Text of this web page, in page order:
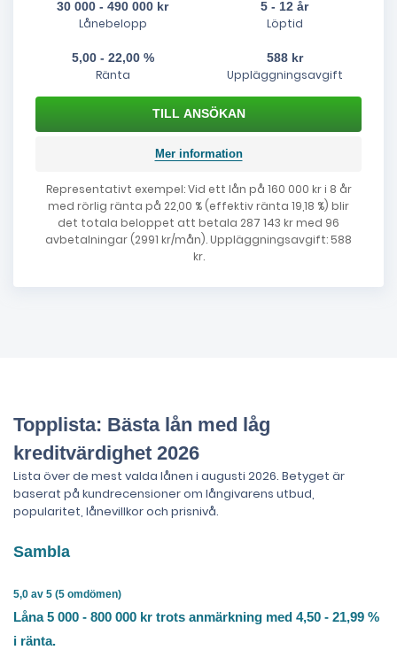
30 000 - 490 000 kr
Lånebelopp
5 - 12 år
Löptid
5,00 - 22,00 %
Ränta
588 kr
Uppläggningsavgift
Mer information
Representativt exempel: Vid ett lån på 160 000 kr i 8 år
med rörlig ränta på 22,00 % (effektiv ränta 19,18 %) blir
det totala beloppet att betala 287 143 kr med 96
avbetalningar (2991 kr/mån). Uppläggningsavgift: 588
kr.
Topplista: Bästa lån med låg
kreditvärdighet 2026
Lista över de mest valda lånen i augusti 2026. Betyget är
baserat på kundrecensioner om långivarens utbud,
popularitet, lånevillkor och prisnivå.
Sambla
5,0 av 5 (5 omdömen)
Låna 5 000 - 800 000 kr trots anmärkning med 4,50 - 21,99 %
i ränta.